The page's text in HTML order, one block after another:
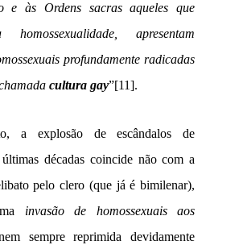
e às Ordens sacras aqueles que
apresentam
profundamente radicadas
cultura gay”[11].
a explosão de escândalos de
décadas coincide não com a
pelo clero (que já é bimilenar),
invasão de homossexuais aos
sempre reprimida devidamente